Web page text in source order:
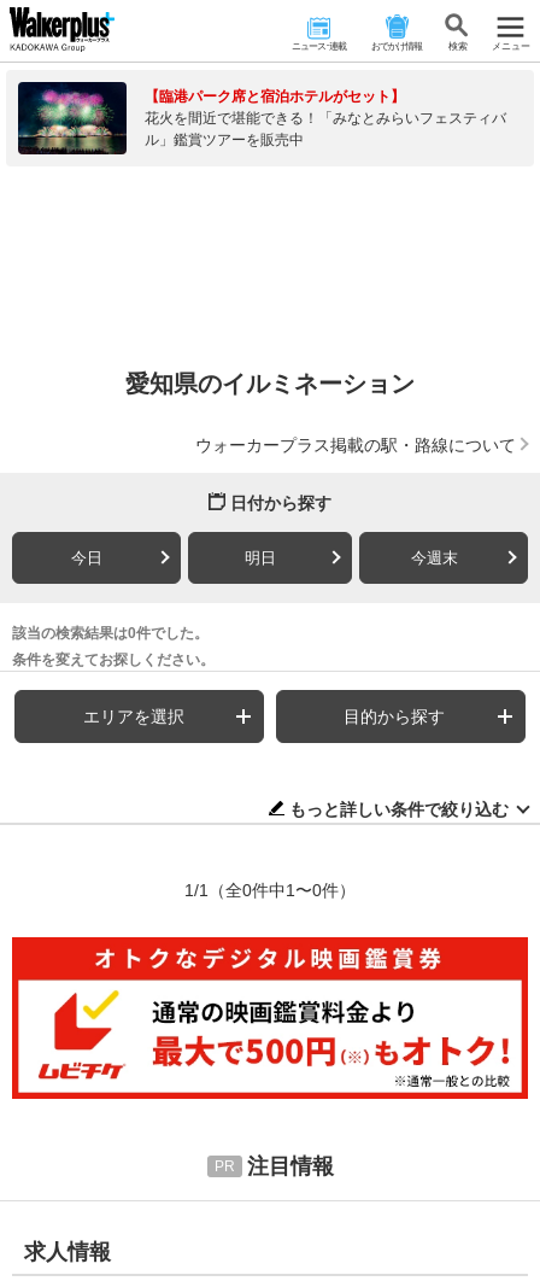
ニュース･連載 おでかけ情報 検 索 メニュー
【臨港パーク席と宿泊ホテルがセット】
花火を間近で堪能できる！「みなとみらいフェスティバ
ル」鑑賞ツアーを販売中
愛知県のイルミネーション
ウォーカープラス掲載の駅・路線について
日付から探す
今日 明日 今週末
該当の検索結果は0件でした。
条件を変えてお探しください。
エリアを選択 目的から探す
もっと詳しい条件で絞り込む
1/1 （全0件中1〜0件）
注目情報
求人情報